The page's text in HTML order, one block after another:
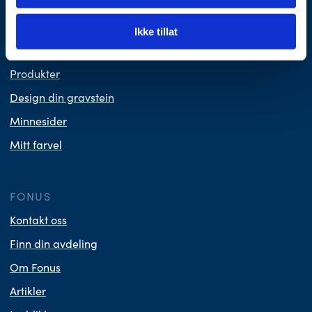
Ikke tillat
Planlegg begravelse
Våre priser
Produkter
Design din gravstein
Minnesider
Mitt farvel
FONUS
Kontakt oss
Finn din avdeling
Om Fonus
Artikler